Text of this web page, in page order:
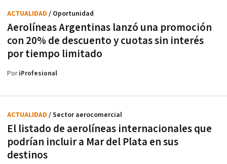
Aerolíneas Argentinas lanzó una promoción
con 20% de descuento y cuotas sin interés
por tiempo limitado
ACTUALIDAD / Oportunidad
PoriProfesional
El listado de aerolíneas internacionales que
podrían incluir a Mar del Plata en sus
destinos
ACTUALIDAD / Sector aerocomercial